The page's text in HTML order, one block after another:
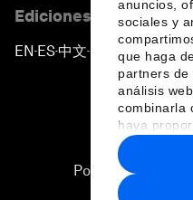
anuncios,
sociales y
que haga
partners de
análisis
combinarla
haya
recopilado
hecho de
Ediciones en otros
EN ▪ ES▪中文▪ 日本語
Política de